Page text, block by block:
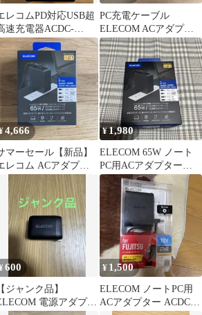
レコムPD対応USB超
速充電器ACDC-
①
PC充電ケーブル
ELECOM ACアダプタ
ー ACDC-TP9565
4,666
マーセール【新品】
レコム ACアダプター
65W 変換コネクタ付属
4種
¥1,980
ELECOM 65W ノート
PC用ACアダプター
ACOD-TP95568K
600
【ジャンク品】
電源アダプタ
¥ 1,500
ELECOM ノートPC用
ACアダプター ACDC-